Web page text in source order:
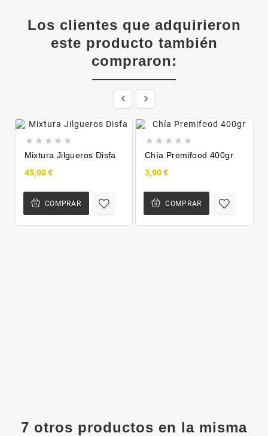
Los clientes que adquirieron
este producto también
compraron:
 
    
Mixtura Jilgueros Disfa
45,00 €
COMPRAR
    
Chía Premifood 400gr
3,90 €
COMPRAR
7 otros productos en la misma